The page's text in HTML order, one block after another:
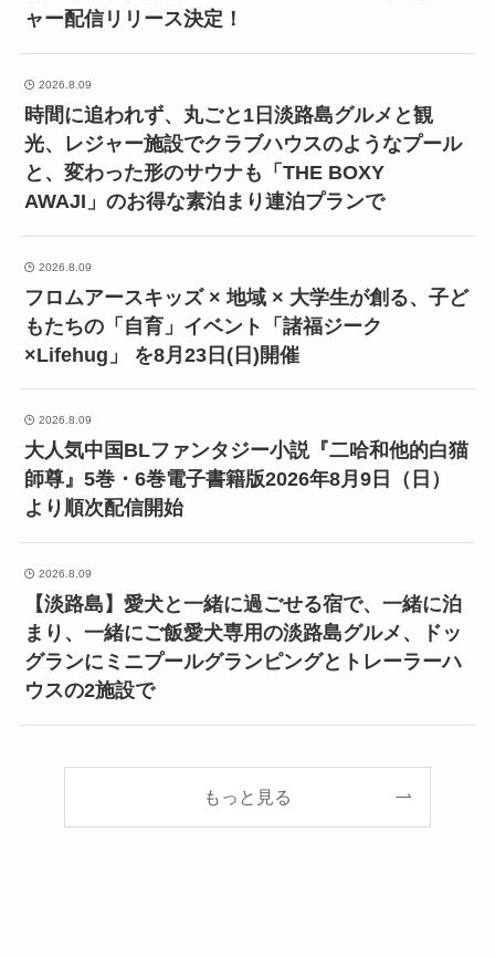
ャー配信リリース決定！
2026.8.09
時間に追われず、丸ごと1日淡路島グルメと観
光、レジャー施設でクラブハウスのようなプール
と、変わった形のサウナも「THE BOXY
AWAJI」のお得な素泊まり連泊プランで
2026.8.09
フロムアースキッズ × 地域 × 大学生が創る、子ど
もたちの「自育」イベント「諸福ジーク
×Lifehug」 を8月23日(日)開催
2026.8.09
大人気中国BLファンタジー小説『二哈和他的白猫
師尊』5巻・6巻電子書籍版2026年8月9日（日）
より順次配信開始
2026.8.09
【淡路島】愛犬と一緒に過ごせる宿で、一緒に泊
まり、一緒にご飯愛犬専用の淡路島グルメ、ドッ
グランにミニプールグランピングとトレーラーハ
ウスの2施設で
もっと見る